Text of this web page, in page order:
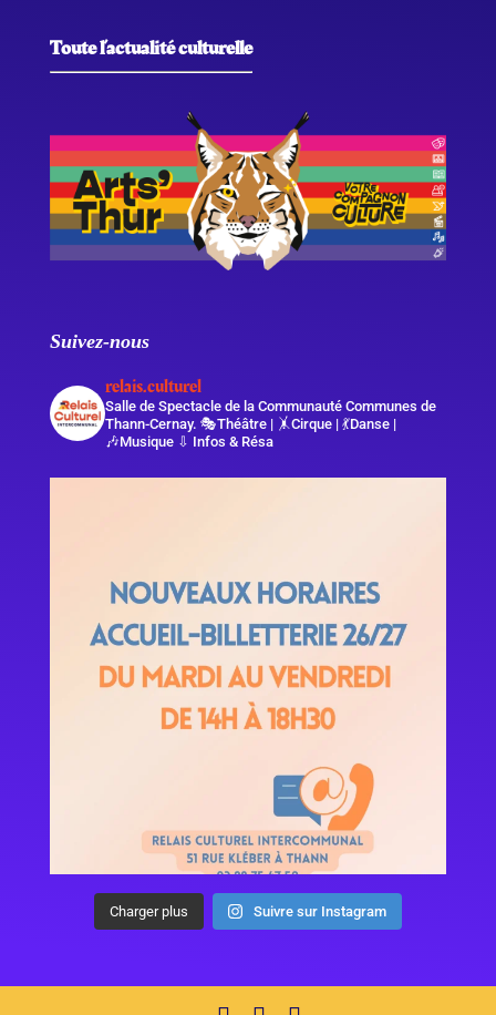
Toute l’actualité culturelle
Suivez-nous
relais.culturel
Salle de Spectacle de la Communauté Communes de
Thann-Cernay. 🎭Théâtre | 🤸Cirque | 💃Danse |
🎶Musique⇩ Infos & Résa
Charger plus Suivre sur Instagram